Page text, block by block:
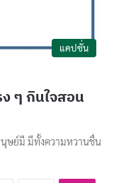
แคปชั่น
ๆ กินใจสอน
ษย์มี มีทั้งความหวานชื่น